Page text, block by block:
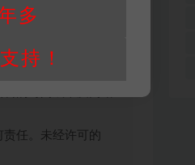
途!任何人访问、浏
提供相关证实资料
的时间成本及网站
任。未经许可的
多
持！